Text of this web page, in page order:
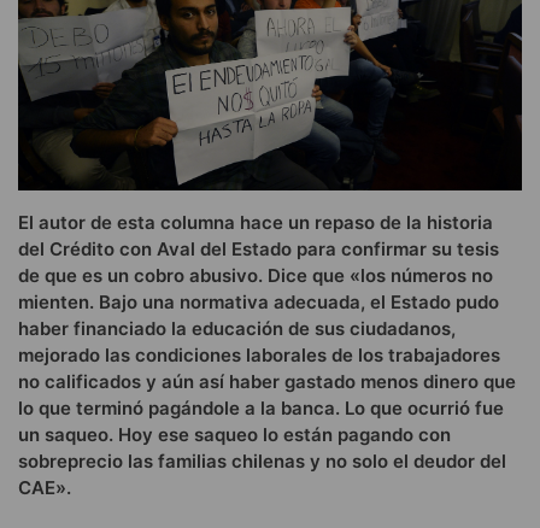
El autor de esta columna hace un repaso de la historia
del Crédito con Aval del Estado para confirmar su tesis
de que es un cobro abusivo. Dice que «los números no
mienten. Bajo una normativa adecuada, el Estado pudo
haber financiado la educación de sus ciudadanos,
mejorado las condiciones laborales de los trabajadores
no calificados y aún así haber gastado menos dinero que
lo que terminó pagándole a la banca. Lo que ocurrió fue
un saqueo. Hoy ese saqueo lo están pagando con
sobreprecio las familias chilenas y no solo el deudor del
CAE».